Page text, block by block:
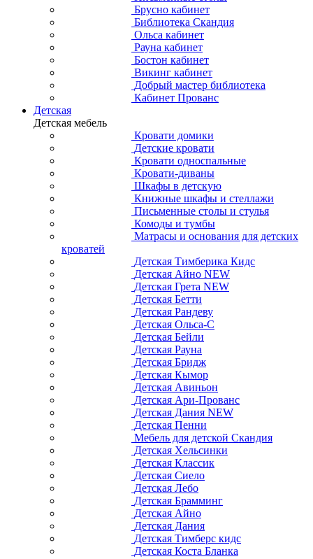
Брусно кабинет
Библиотека Скандия
Ольса кабинет
Рауна кабинет
Бостон кабинет
Викинг кабинет
Добрый мастер библиотека
Кабинет Прованс
Детская
Детская мебель
Кровати домики
Детские кровати
Кровати односпальные
Кровати-диваны
Шкафы в детскую
Книжные шкафы и стеллажи
Письменные столы и стулья
Комоды и тумбы
Матрасы и основания для детских
кроватей
Детская Тимберика Кидс
Детская Айно NEW
Детская Грета NEW
Детская Бетти
Детская Рандеву
Детская Ольса-С
Детская Бейли
Детская Рауна
Детская Бридж
Детская Кымор
Детская Авиньон
Детская Ари-Прованс
Детская Дания NEW
Детская Пенни
Мебель для детской Скандия
Детская Хельсинки
Детская Классик
Детская Сиело
Детская Лебо
Детская Брамминг
Детская Айно
Детская Дания
Детская Тимберс кидс
Детская Коста Бланка